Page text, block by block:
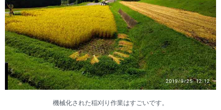
機械化された稲刈り作業はすごいです。